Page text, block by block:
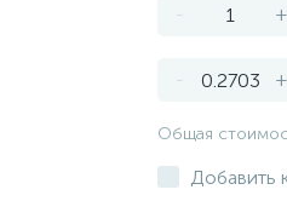
- +
- +
Общая
Добавить